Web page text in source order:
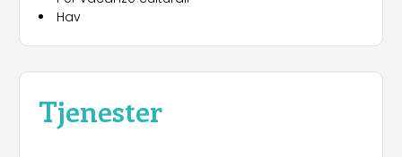
Hav
Tjenester